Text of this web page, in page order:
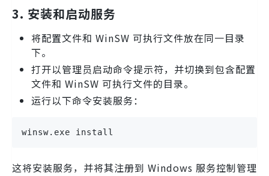
3. 安装和启动服务
将配置文件和 WinSW 可执行文件放在同一目录
下。
打开以管理员启动命令提示符，并切换到包含配置
文件和 WinSW 可执行文件的目录。
运行以下命令安装服务：
winsw.exe install
这将安装服务，并将其注册到 Windows 服务控制管理